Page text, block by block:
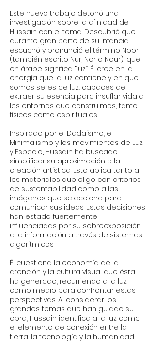
Este nuevo trabajo detonó una
investigación sobre la afinidad de
Hussain con el tema. Descubrió que
durante gran parte de su infancia
escuchó y pronunció el término Noor
(también escrito Nur, Nor o Nour), que
en árabe significa “luz”. Él cree en la
energía que la luz contiene y en que
somos seres de luz, capaces de
extraer su esencia para insuflar vida a
los entornos que construimos, tanto
físicos como espirituales.
Inspirado por el Dadaísmo, el
Minimalismo y los movimientos de Luz
y Espacio, Hussain ha buscado
simplificar su aproximación a la
creación artística. Esto aplica tanto a
los materiales que elige con criterios
de sustentabilidad como a las
imágenes que selecciona para
comunicar sus ideas. Estas decisiones
han estado fuertemente
influenciadas por su sobreexposición
a la información a través de sistemas
algorítmicos.
Él cuestiona la economía de la
atención y la cultura visual que ésta
ha generado, recurriendo a la luz
como medio para confrontar estas
perspectivas. Al considerar los
grandes temas que han guiado su
obra, Hussain identifica a la luz como
el elemento de conexión entre la
tierra, la tecnología y la humanidad.